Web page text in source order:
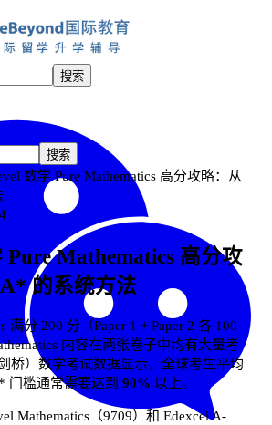
搜索
搜索
数学 Pure Mathematics 高分攻略：从
Pure Mathematics 高分攻
的系统方法
满分 200 分（Paper 1 + Paper 2 各 100
内容在两张卷子中均有大量考
桥）数学考试数据显示，全球考生平均
门槛通常需要达到 90% 以上。
Mathematics（9709）和 Edexcel A-